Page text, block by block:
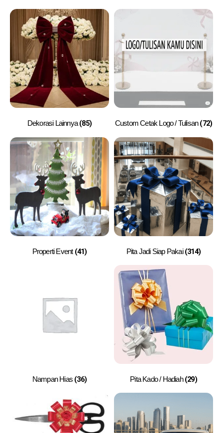
Dekorasi Lainnya(85) Custom Cetak Logo / Tulisan(72)
Properti Event (41) Pita Jadi Siap Pakai(314)
Nampan Hias (36) Pita Kado / Hadiah(29)